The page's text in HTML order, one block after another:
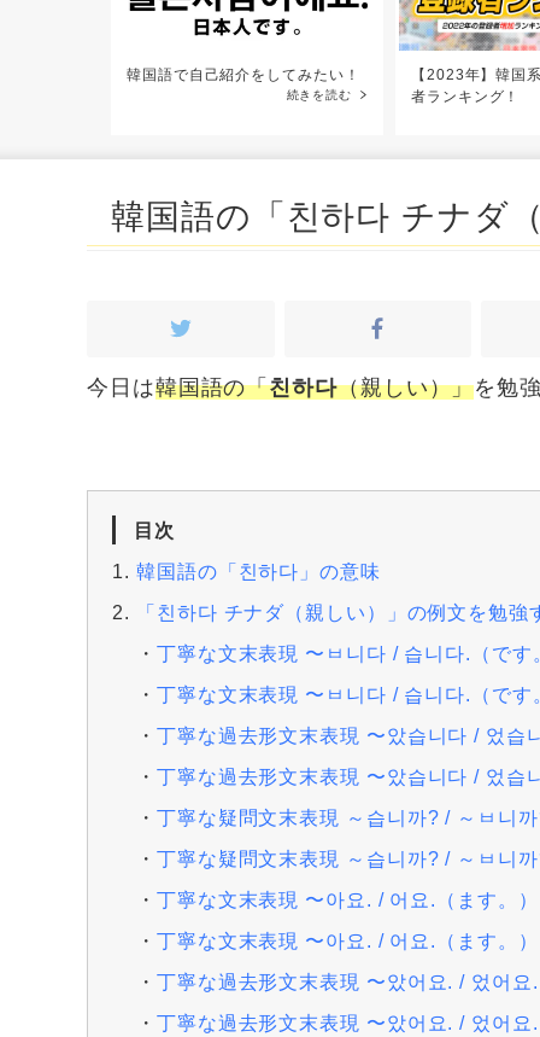
韓国語で自己紹介をしてみたい！
続きを読む
【2023年】韓国
者ランキング！
韓国語の「친하다 チナダ
今日は韓国語の「친하다（親しい）」を勉
目次
韓国語の「친하다」の意味
「친하다 チナダ（親しい）」の例文を勉強
丁寧な文末表現 〜ㅂ니다 / 습니다.（です
丁寧な文末表現 〜ㅂ니다 / 습니다.（です
丁寧な過去形文末表現 〜았습니다 / 었습
丁寧な過去形文末表現 〜았습니다 / 었습
丁寧な疑問文末表現 ～습니까? / ～ㅂ니
丁寧な疑問文末表現 ～습니까? / ～ㅂ니
丁寧な文末表現 〜아요. / 어요.（ます。）
丁寧な文末表現 〜아요. / 어요.（ます。）
丁寧な過去形文末表現 〜았어요. / 었어요
丁寧な過去形文末表現 〜았어요. / 었어요